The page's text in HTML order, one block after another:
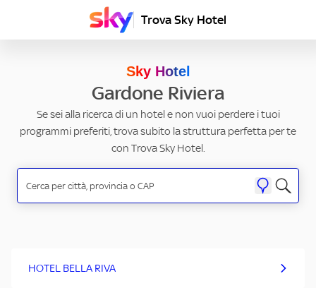
Trova Sky Hotel
Sky Hotel
Gardone Riviera
Se sei alla ricerca di un hotel e non vuoi perdere i tuoi
programmi preferiti, trova subito la struttura perfetta per te
con Trova Sky Hotel.
HOTEL BELLA RIVA